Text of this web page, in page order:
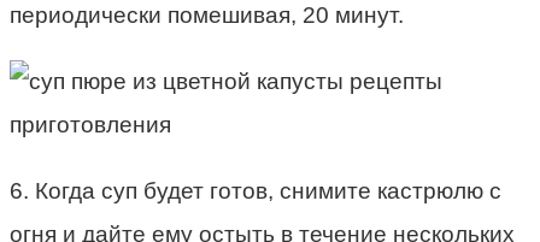
периодически помешивая, 20 минут.
6. Когда суп будет готов, снимите кастрюлю с
огня и дайте ему остыть в течение нескольких